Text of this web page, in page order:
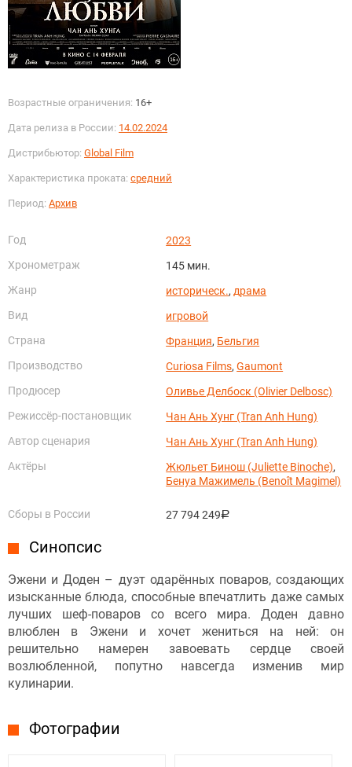
Возрастные ограничения: 16+
Дата релиза в России: 14.02.2024
Дистрибьютор: Global Film
Характеристика проката: средний
Период: Архив
Год
2023
Хронометраж
145 мин.
Жанр
историческ., драма
Вид
игровой
Страна
Франция, Бельгия
Производство
Curiosa Films,Gaumont
Продюсер
Оливье Делбоск (Olivier Delbosc)
Режиссёр-постановщик
Чан Ань Хунг (Tran Anh Hung)
Автор сценария
Чан Ань Хунг (Tran Anh Hung)
Актёры
Жюльет Бинош (Juliette Binoche),
Бенуа Мажимель (Benoît Magimel)
Сборы в России 27 794 249руб.
Синопсис
Эжени и Доден – дуэт одарённых поваров, создающих
изысканные блюда, способные впечатлить даже самых
лучших шеф-поваров со всего мира. Доден давно
влюблен в Эжени и хочет жениться на ней: он
решительно намерен завоевать сердце своей
возлюбленной, попутно навсегда изменив мир
кулинарии.
Фотографии